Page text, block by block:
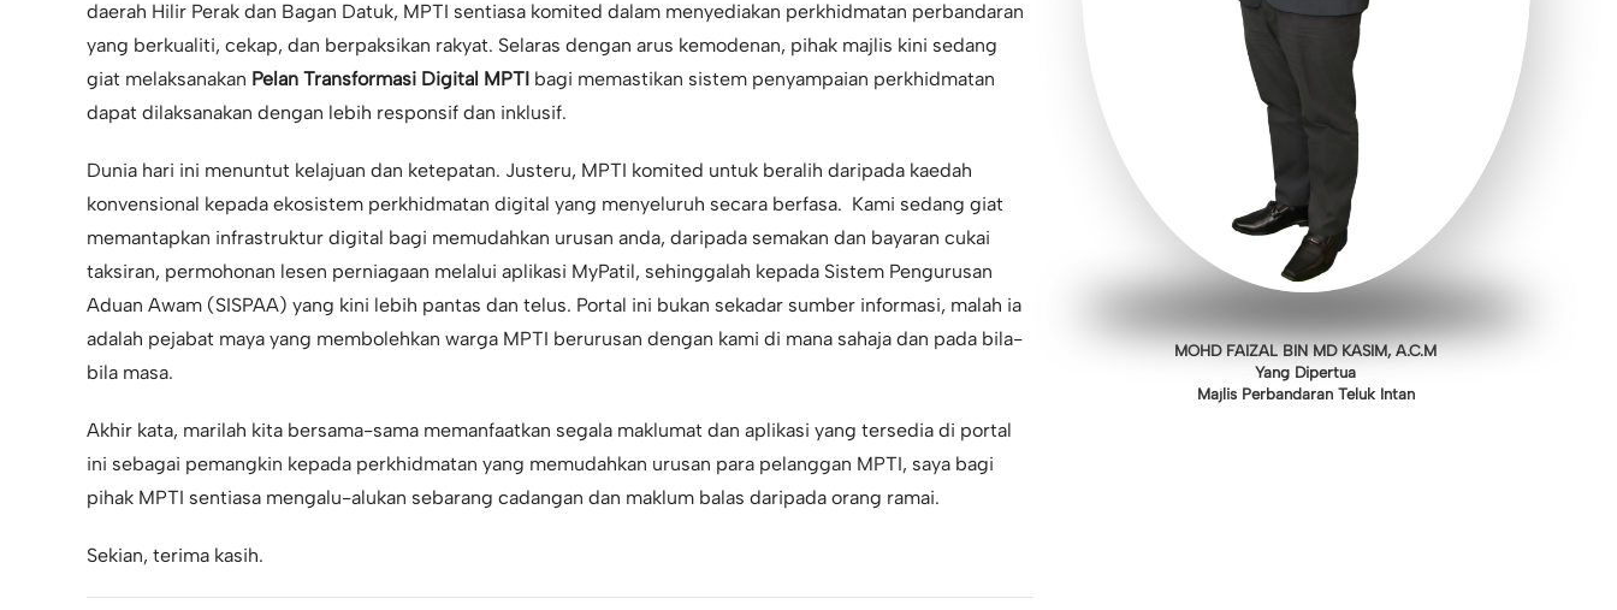
daerah Hilir Perak dan Bagan Datuk, MPTI sentiasa komited dalam menyediakan perkhidmatan perbandaran
yang berkualiti, cekap, dan berpaksikan rakyat. Selaras dengan arus kemodenan, pihak majlis kini sedang
giat melaksanakan Pelan Transformasi Digital MPTI bagi memastikan sistem penyampaian perkhidmatan
dapat dilaksanakan dengan lebih responsif dan inklusif.
Dunia hari ini menuntut kelajuan dan ketepatan. Justeru, MPTI komited untuk beralih daripada kaedah
konvensional kepada ekosistem perkhidmatan digital yang menyeluruh secara berfasa. Kami sedang giat
memantapkan infrastruktur digital bagi memudahkan urusan anda, daripada semakan dan bayaran cukai
taksiran, permohonan lesen perniagaan melalui aplikasi MyPatil, sehinggalah kepada Sistem Pengurusan
Aduan Awam (SISPAA) yang kini lebih pantas dan telus. Portal ini bukan sekadar sumber informasi, malah ia
adalah pejabat maya yang membolehkan warga MPTI berurusan dengan kami di mana sahaja dan pada bila-
bila masa.
Akhir kata, marilah kita bersama-sama memanfaatkan segala maklumat dan aplikasi yang tersedia di portal
ini sebagai pemangkin kepada perkhidmatan yang memudahkan urusan para pelanggan MPTI, saya bagi
pihak MPTI sentiasa mengalu-alukan sebarang cadangan dan maklum balas daripada orang ramai.
Sekian, terima kasih.
MOHD FAIZAL BIN MD KASIM, A.C.M
Yang Dipertua
Majlis Perbandaran Teluk Intan